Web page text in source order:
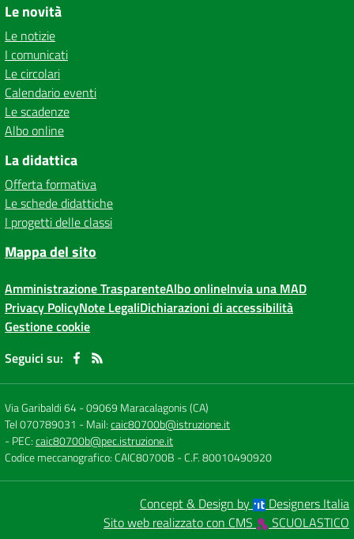
Le novità
Le notizie
I comunicati
Le circolari
Calendario eventi
Le scadenze
Albo online
La didattica
Offerta formativa
Le schede didattiche
I progetti delle classi
Mappa del sito
Amministrazione TrasparenteAlbo onlineInvia una MAD
Privacy PolicyNote LegaliDichiarazioni di accessibilità
Gestione cookie
Seguici su:
Via Garibaldi 64-09069 Maracalagonis (CA)
Tel 070789031 - Mail:caic80700b@istruzione.it
- PEC:caic80700b@pec.istruzione.it
Codice meccanografico: CAIC80700B - C.F. 80010490920
Concept & Design by
Designers Italia
Sito web realizzato con CMS
SCUOLASTICO